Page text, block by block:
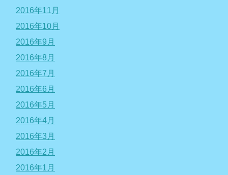
2016年11月
2016年10月
2016年9月
2016年8月
2016年7月
2016年6月
2016年5月
2016年4月
2016年3月
2016年2月
2016年1月